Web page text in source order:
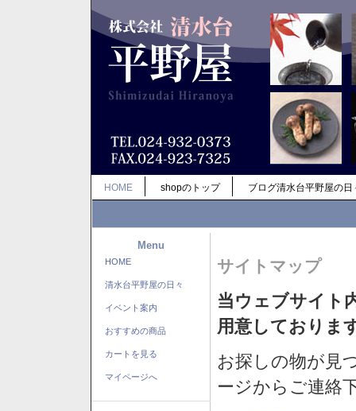
HOME shopのトップ ブログ清水台平野屋の日
Menu
HOME
清水台平野屋の日々
イベント案内
おすすめの商品
カートを見る
マイページへ
サイトマップ
当ウェブサイト
用意しておりま
お探しの物が見
ージからご連絡